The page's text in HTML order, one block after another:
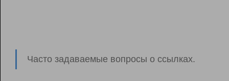
Часто задаваемые вопросы о ссылках.